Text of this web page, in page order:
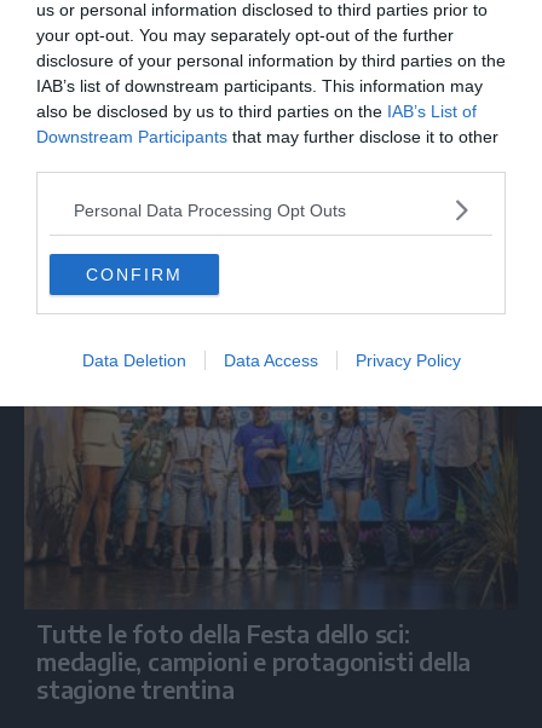
us or personal information disclosed to third parties prior to
your opt-out. You may separately opt-out of the further
disclosure of your personal information by third parties on the
IAB’s list of downstream participants. This information may
also be disclosed by us to third parties on the IAB’s List of
Downstream Participants that may further disclose it to other
Personal Data Processing Opt Outs
CONFIRM
Data Deletion Data Access Privacy Policy
MONTAGNA
Valdastico, soccorso notturno sulla
ferrata delle Anguane ma è
un'esercitazione
Tutte le foto della Festa dello sci:
medaglie, campioni e protagonisti della
stagione trentina